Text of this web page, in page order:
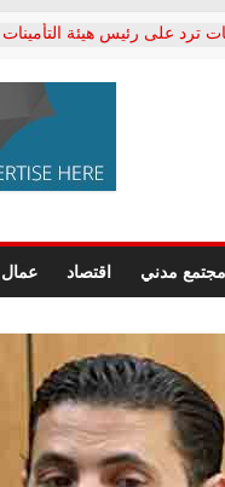
ترد على رئيس هيئة التأمينات
المعاشات.. ونطالب بكشف
يكتب: القطاع الصحي إلى
الشعبي يطلق لجنة “الحق
الرسومات النهائية للقرار
الصحفيين.. وانتهاء أعمال
الإداري
الدكتور محمد زهران.. ويؤكد:
وضمانات المحاكمة العادلة
مجتمع مدني اقتصاد عمال